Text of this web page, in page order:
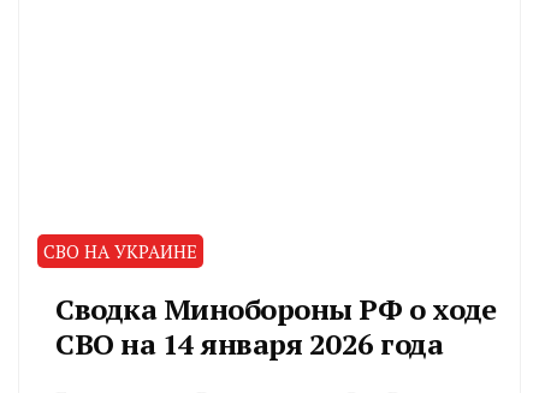
СВО НА УКРАИНЕ
Сводка Минобороны РФ о ходе
СВО на 14 января 2026 года